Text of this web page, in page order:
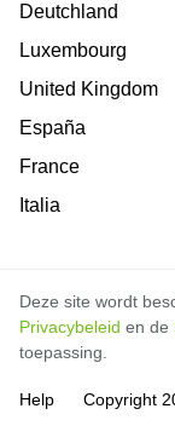
Deutchland
Luxembourg
United Kingdom
España
France
Italia
Deze site wordt
Privacybeleid en de
toepassing.
Help Copyright